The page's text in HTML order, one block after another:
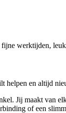
werktijden,
en altijd
Jij maakt van
of een